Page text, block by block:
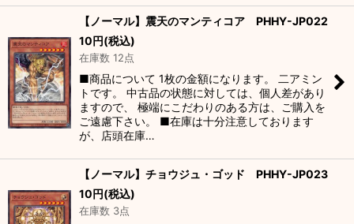
【ノーマル】震天のマンティコア PHHY-JP022
10円(税込)
在庫数 12点
■商品について 1枚の金額になります。 二アミン
トです。 中古品の状態に対しては、個人差があり
ますので、 極端にこだわりのある方は、ご購入を
ご遠慮下さい。 ■在庫は十分注意しております
が、店頭在庫…
【ノーマル】チョウジュ・ゴッド PHHY-JP023
10円(税込)
在庫数 3点